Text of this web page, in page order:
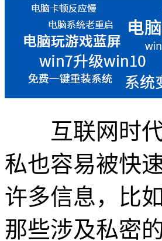
互联网时代
私也容易被快
许多信息，比
那些涉及私密